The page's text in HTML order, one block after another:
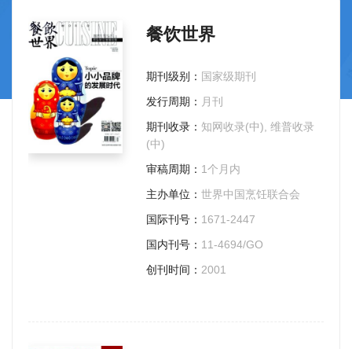
餐饮世界
期刊级别： 国家级期刊
发行周期： 月刊
期刊收录： 知网收录(中), 维普收录
(中)
审稿周期： 1个月内
主办单位： 世界中国烹饪联合会
国际刊号： 1671-2447
国内刊号： 11-4694/GO
创刊时间： 2001